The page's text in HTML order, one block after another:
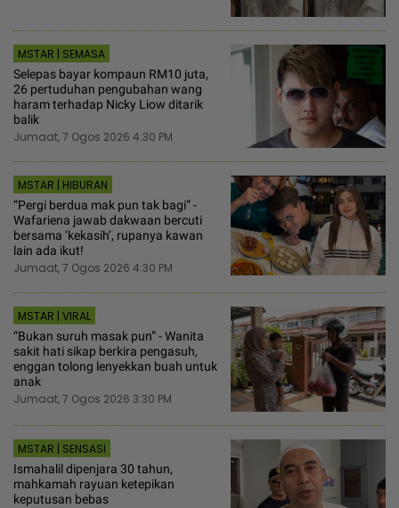
MSTAR | SEMASA
Selepas bayar kompaun RM10 juta,
26 pertuduhan pengubahan wang
haram terhadap Nicky Liow ditarik
balik
Jumaat, 7 Ogos 2026 4:30 PM
MSTAR | HIBURAN
“Pergi berdua mak pun tak bagi” -
Wafariena jawab dakwaan bercuti
bersama ‘kekasih’, rupanya kawan
lain ada ikut!
Jumaat, 7 Ogos 2026 4:30 PM
MSTAR | VIRAL
“Bukan suruh masak pun” - Wanita
sakit hati sikap berkira pengasuh,
enggan tolong lenyekkan buah untuk
anak
Jumaat, 7 Ogos 2026 3:30 PM
MSTAR | SENSASI
Ismahalil dipenjara 30 tahun,
mahkamah rayuan ketepikan
keputusan bebas